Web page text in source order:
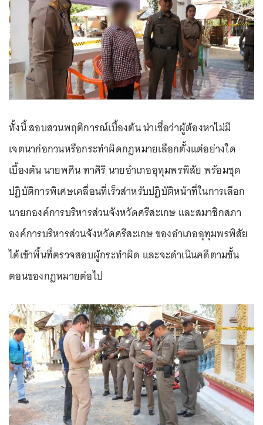
ทั้งนี้ สอบสวนพฤติการณ์เบื้องต้น น่าเชื่อว่าผู้ต้องหาไม่มี
เจตนาก่อกวนหรือกระทำผิดกฎหมายเลือกตั้งแต่อย่างใด
เบื้องต้น นายพศิน ทาศิริ นายอำเภออุทุมพรพิสัย พร้อมชุด
ปฏิบัติการพิเศษเคลื่อนที่เร็วสำหรับปฏิบัติหน้าที่ในการเลือก
นายกองค์การบริหารส่วนจังหวัดศรีสะเกษ และสมาชิกสภา
องค์การบริหารส่วนจังหวัดศรีสะเกษ ของอำเภออุทุมพรพิสัย
ได้เข้าพื้นที่ตรวจสอบผู้กระทำผิด และจะดำเนินคดีตามขั้น
ตอนของกฎหมายต่อไป